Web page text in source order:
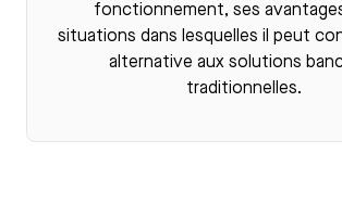
fonctionnement, ses
situations dans lesquelles il peut
alternative aux solutions
traditionnelles.